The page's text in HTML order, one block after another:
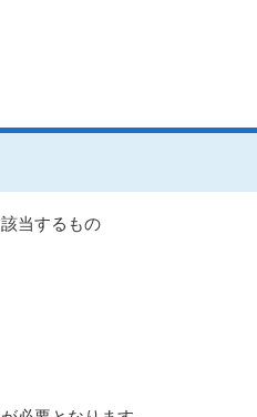
当するもの